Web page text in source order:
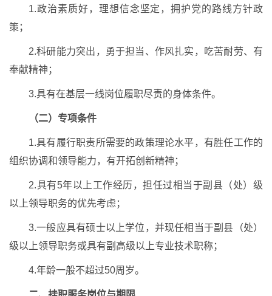
1.政治素质好，理想信念坚定，拥护党的路线方针政
策；
2.科研能力突出，勇于担当、作风扎实，吃苦耐劳、有
奉献精神；
3.具有在基层一线岗位履职尽责的身体条件。
（二）专项条件
1.具有履行职责所需要的政策理论水平，有胜任工作的
组织协调和领导能力，有开拓创新精神；
2.具有5年以上工作经历，担任过相当于副县（处）级
以上领导职务的优先考虑；
3.一般应具有硕士以上学位，并现任相当于副县（处）
级以上领导职务或具有副高级以上专业技术职称；
4.年龄一般不超过50周岁。